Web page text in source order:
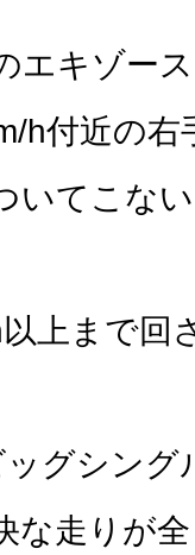
エキゾー
h付近の
いてこな
上まで回
グシング
な走りが